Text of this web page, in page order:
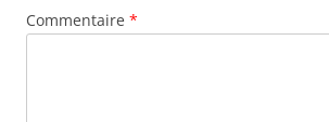
Commentaire *